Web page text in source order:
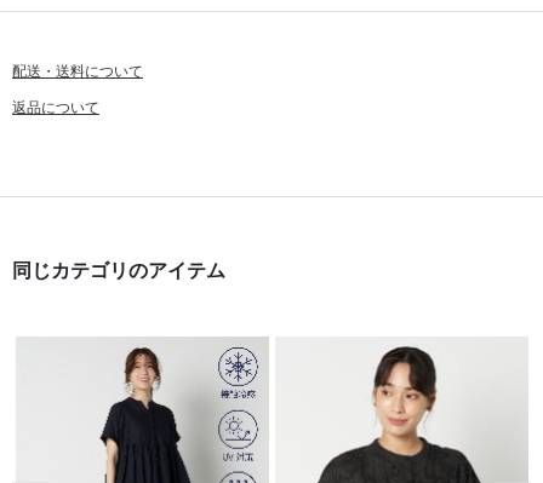
配送・送料について
返品について
同じカテゴリのアイテム